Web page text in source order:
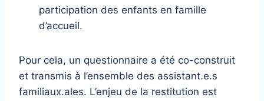
participation des enfants en famille
d’accueil.
Pour cela, un questionnaire a été co-construit
et transmis à l’ensemble des assistant.e.s
familiaux.ales. L’enjeu de la restitution est